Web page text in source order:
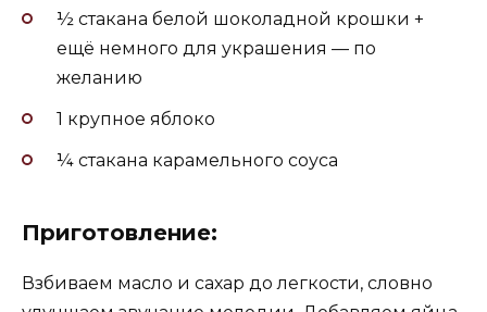
½ стакана белой шоколадной крошки +
ещё немного для украшения — по
желанию
1 крупное яблоко
¼ стакана карамельного соуса
Приготовление:
Взбиваем масло и сахар до легкости, словно